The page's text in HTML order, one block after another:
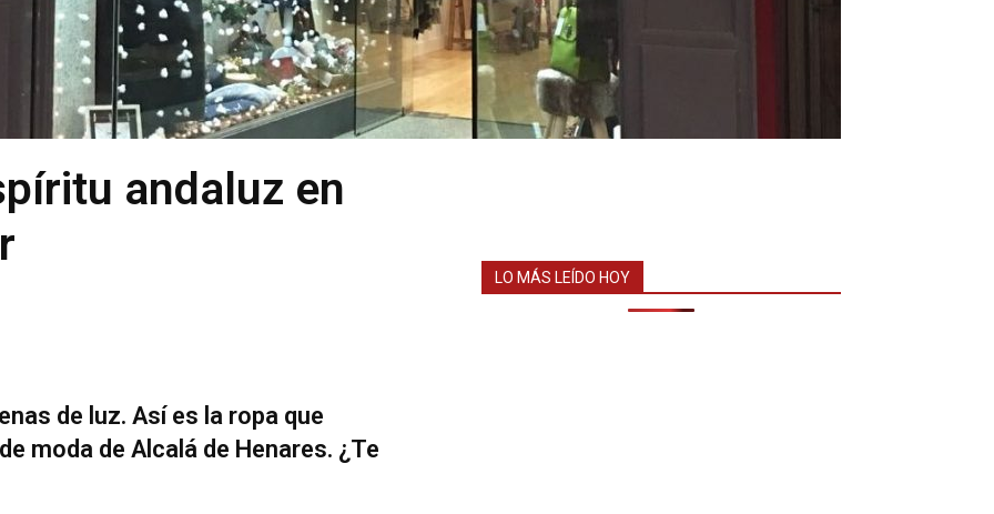
andaluz en
de luz. Así es la ropa que
moda de Alcalá de Henares. ¿Te
LO MÁS LEÍDO HOY